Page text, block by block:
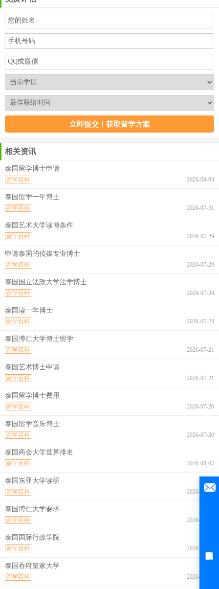
相关资讯
泰国留学博士申请
2026-08-03
留学百科
泰国留学一年博士
2026-07-31
留学百科
泰国艺术大学读博条件
2026-07-29
留学百科
申请泰国的传媒专业博士
2026-07-29
留学百科
泰国国立法政大学法学博士
2026-07-24
留学百科
泰国读一年博士
2026-07-23
留学百科
泰国博仁大学博士留学
2026-07-21
留学百科
泰国艺术博士申请
2026-07-21
留学百科
泰国留学博士费用
2026-07-20
留学百科
泰国留学音乐博士
2026-07-20
留学百科
泰国商会大学世界排名
2026-08-07
留学百科
泰国东亚大学读研
2026-08-07
留学百科
泰国博仁大学要求
2026-08-07
留学百科
泰国国际行政学院
2026-08-07
留学百科
泰国吞府皇家大学
2026-08-07
留学百科